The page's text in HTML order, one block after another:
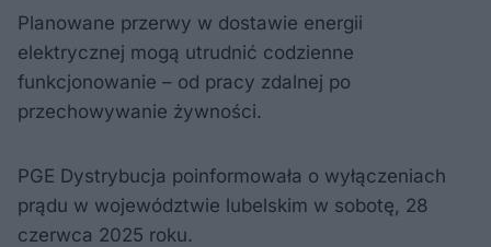
Planowane przerwy w dostawie energii
elektrycznej mogą utrudnić codzienne
funkcjonowanie – od pracy zdalnej po
przechowywanie żywności.
PGE Dystrybucja poinformowała o wyłączeniach
prądu w województwie lubelskim w sobotę, 28
czerwca 2025 roku.